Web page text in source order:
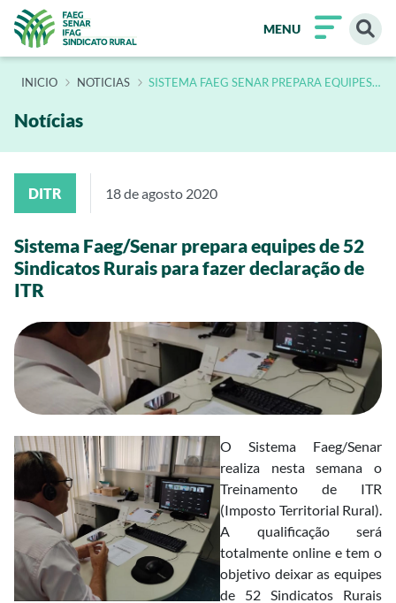
MENU
INÍCIO NOTICIAS SISTEMA FAEG SENAR PREPARA EQUIPES
DE 52 SINDICATOS RURAIS PARA FAZER
Notícias
DITR 18 de agosto 2020
Sistema Faeg/Senar prepara equipes de 52
Sindicatos Rurais para fazer declaração de
ITR
O Sistema Faeg/Senar
realiza nesta semana o
Treinamento de ITR
(Imposto Territorial Rural).
A qualificação será
totalmente online e tem o
objetivo deixar as equipes
de 52 Sindicatos Rurais